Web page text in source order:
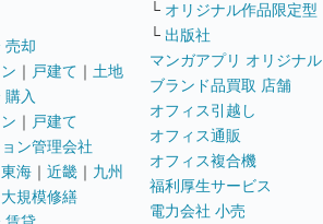
売却
｜ 戸建て ｜ 土地
入
｜ 戸建て
ン管理会社
東海 ｜ 近畿 ｜ 九州
規模修繕
└ オリジナル作品限定型
└ 出版社
マンガアプリ オリジナル
ブランド品買取 店舗
オフィス引越し
オフィス通販
オフィス複合機
福利厚生サービス
電力会社 小売